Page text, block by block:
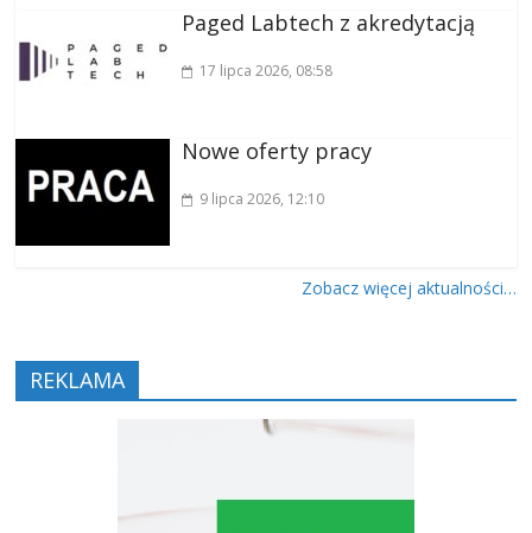
Paged Labtech z akredytacją
17 lipca 2026, 08:58
Nowe oferty pracy
9 lipca 2026, 12:10
Zobacz więcej aktualności…
REKLAMA